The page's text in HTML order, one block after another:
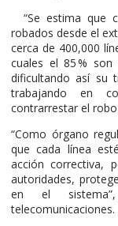
“Se estima que
robados desde el
cerca de 400,000
cuales el 85 %
dificultando así su
trabajando en
contrarrestar el
“Como órgano
que cada línea
acción correctiva,
autoridades,
en el
telecomunicaciones.